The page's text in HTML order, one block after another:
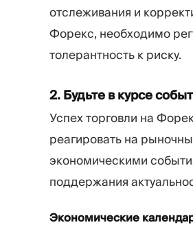
отслеживания и
Форекс, необходимо
толерантность к риску.
2. Будьте в курсе
Успех торговли на
реагировать на
экономическими
поддержания
Экономические